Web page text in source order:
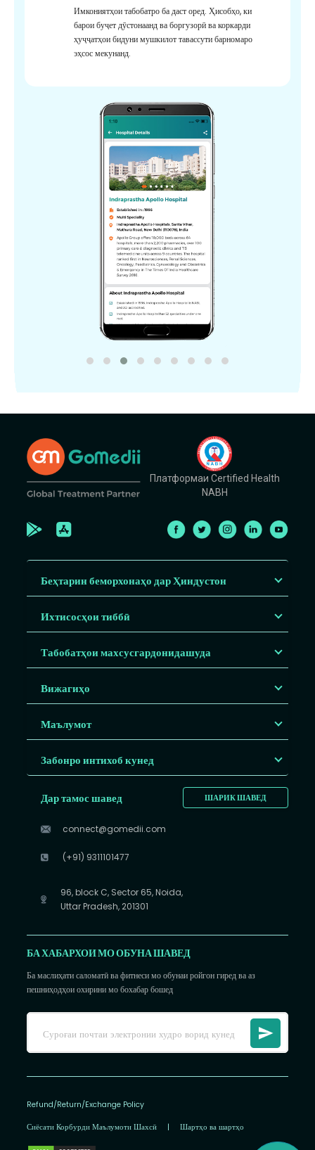
Имкониятҳои табобатро ба даст оред. Ҳисобҳо, ки
барои буҷет дӯстонаанд ва боргузорӣ ва коркарди
ҳуҷҷатҳои бидуни мушкилот тавассути барномаро
эҳсос мекунанд.
Платформаи Certified Health
NABH
Беҳтарин беморхонаҳо дар Ҳиндустон
Ихтисосҳои тиббӣ
Табобатҳои махсусгардонидашуда
Вижагиҳо
Маълумот
Забонро интихоб кунед
ШАРИК ШАВЕД
Дар тамос шавед
connect@gomedii.com
(+91) 9311101477
96, block C, Sector 65, Noida,
Uttar Pradesh, 201301
БА ХАБАРХОИ МО ОБУНА ШАВЕД
Ба маслиҳати саломатӣ ва фитнеси мо обунаи ройгон гиред ва аз
пешниҳодҳои охирини мо бохабар бошед
Refund/Return/Exchange Policy
Сиёсати Корбурди Маълумоти Шахсӣ | Шартҳо ва шартҳо